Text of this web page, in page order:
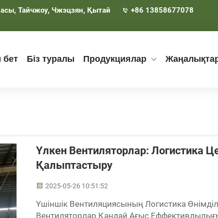
Тайчжоу, Чжэцзян, Қытай +86 13858677078
бет Біз туралы Продукциялар
Үлкен Вентиляторлар: Логистика
Қалыптастыру
2025-05-26 10:51:52
Үшіншік Вентиляциясының Логистика
Вентиляторлар Қандай Ағыс